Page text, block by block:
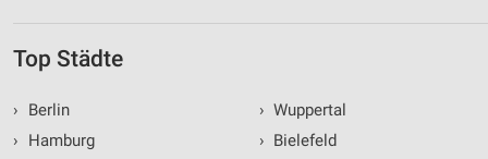
Top Städte
›
Berlin
›
Hamburg
› Wuppertal
› Bielefeld